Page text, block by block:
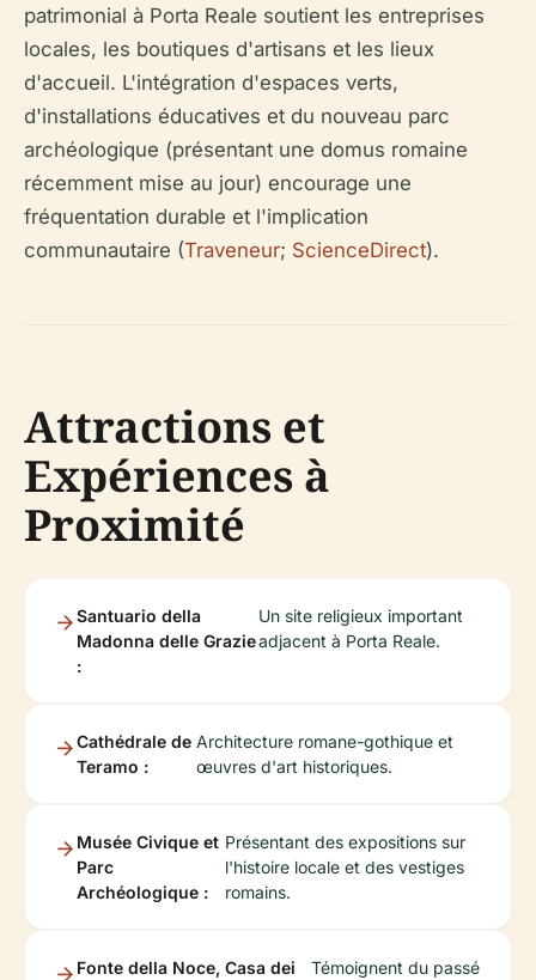
patrimonial à Porta Reale soutient les entreprises
locales, les boutiques d'artisans et les lieux
d'accueil. L'intégration d'espaces verts,
d'installations éducatives et du nouveau parc
archéologique (présentant une domus romaine
récemment mise au jour) encourage une
fréquentation durable et l'implication
communautaire (Traveneur; ScienceDirect).
Attractions et
Expériences à
Proximité
Santuario della
Madonna delle Grazie
:
Un site religieux important
adjacent à Porta Reale.
Cathédrale de
Teramo :
Architecture romane-gothique et
œuvres d'art historiques.
Musée Civique et
Parc
Archéologique :
Présentant des expositions sur
l'histoire locale et des vestiges
romains.
Fonte della Noce, Casa dei
Témoignent du passé